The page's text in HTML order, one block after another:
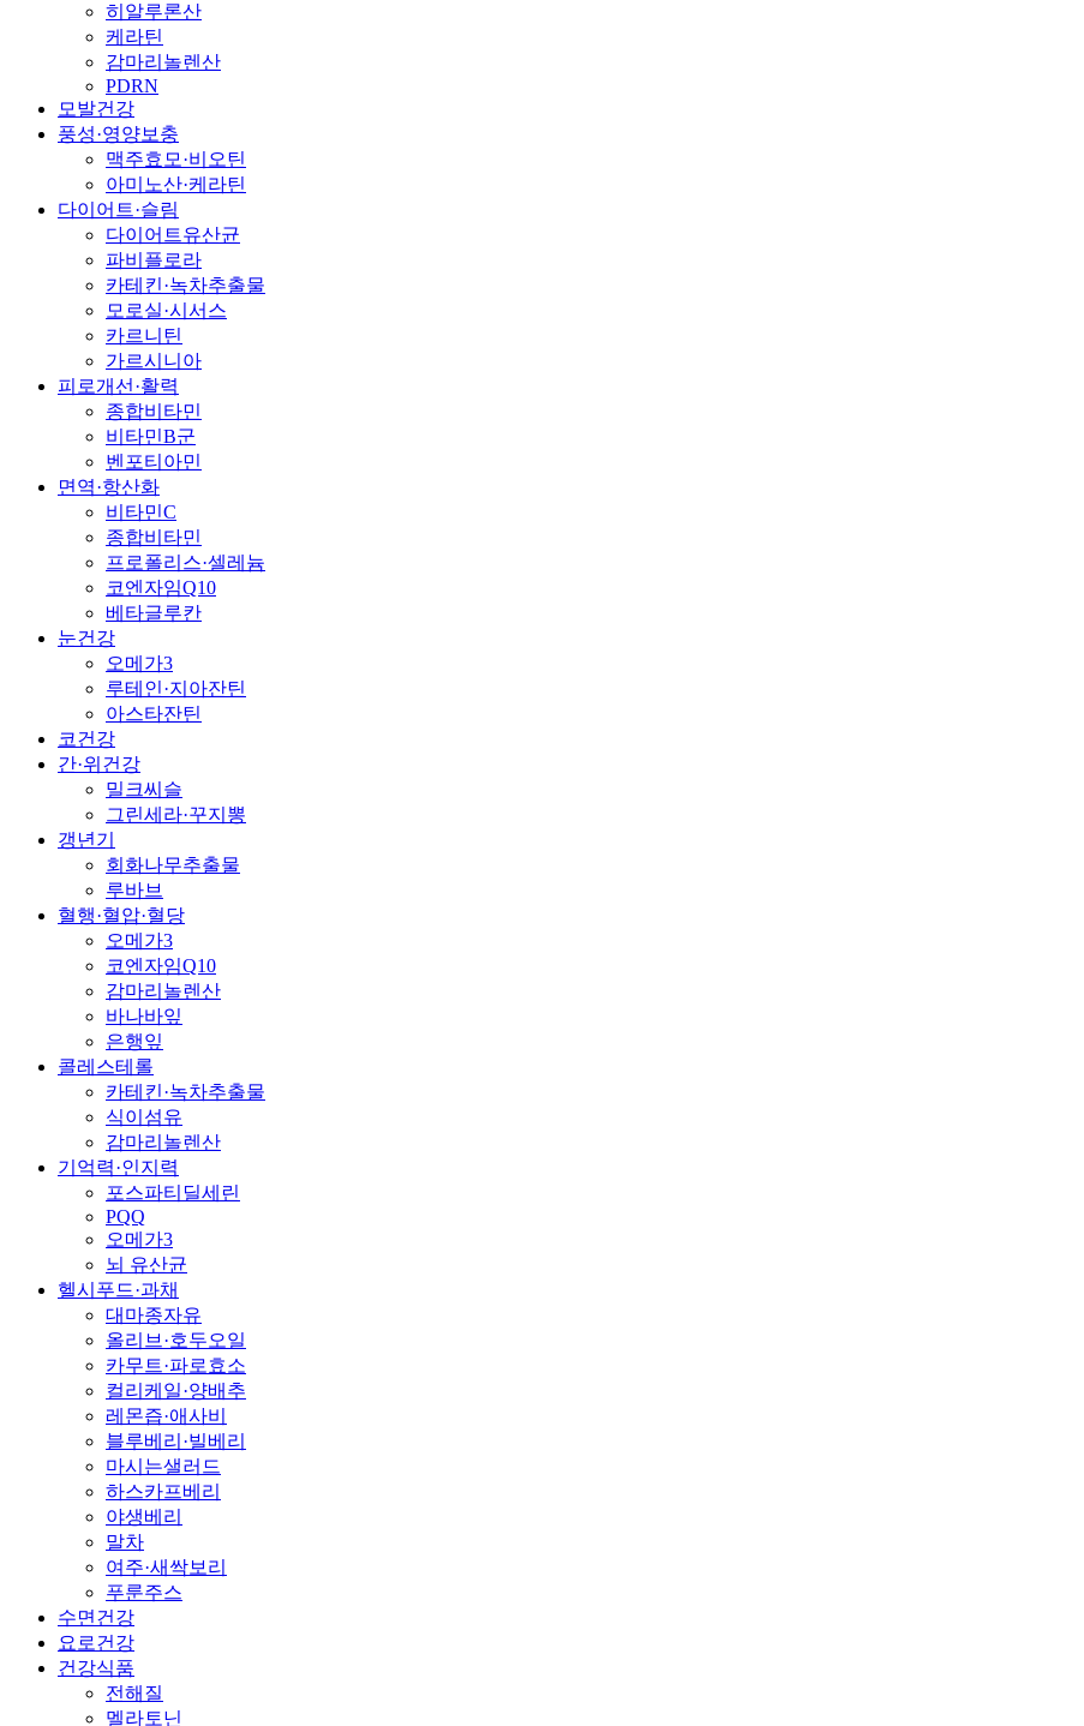
히알루론산
케라틴
감마리놀렌산
PDRN
모발건강
풍성·영양보충
맥주효모·비오틴
아미노산·케라틴
다이어트·슬림
다이어트유산균
파비플로라
카테킨·녹차추출물
모로실·시서스
카르니틴
가르시니아
피로개선·활력
종합비타민
비타민B군
벤포티아민
면역·항산화
비타민C
종합비타민
프로폴리스·셀레늄
코엔자임Q10
베타글루칸
눈건강
오메가3
루테인·지아잔틴
아스타잔틴
코건강
간·위건강
밀크씨슬
그린세라·꾸지뽕
갱년기
회화나무추출물
루바브
혈행·혈압·혈당
오메가3
코엔자임Q10
감마리놀렌산
바나바잎
은행잎
콜레스테롤
카테킨·녹차추출물
식이섬유
감마리놀렌산
기억력·인지력
포스파티딜세린
PQQ
오메가3
뇌 유산균
헬시푸드·과채
대마종자유
올리브·호두오일
카무트·파로효소
컬리케일·양배추
레몬즙·애사비
블루베리·빌베리
마시는샐러드
하스카프베리
야생베리
말차
여주·새싹보리
푸룬주스
수면건강
요로건강
건강식품
전해질
멜라토닌